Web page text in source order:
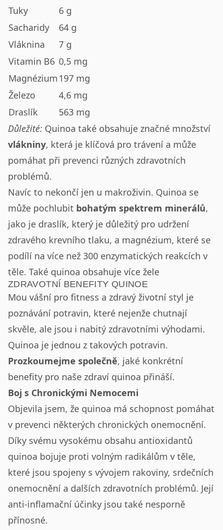
Tuky
6 g
Sacharidy
64 g
Vláknina
7 g
Vitamin B6 0,5 mg
Magnézium 197 mg
Železo
4,6 mg
Draslík
563 mg
Důležité: Quinoa také obsahuje značné množství
vlákniny, která je klíčová pro trávení a může
pomáhat při prevenci různých zdravotních
problémů.
Navíc to nekončí jen u makroživin. Quinoa se
může pochlubit bohatým spektrem minerálů,
jako je draslík, který je důležitý pro udržení
zdravého krevního tlaku, a magnézium, které se
podílí na více než 300 enzymatických reakcích v
těle. Také quinoa obsahuje více žele
ZDRAVOTNÍ BENEFITY QUINOE
Mou vášní pro fitness a zdravý životní styl je
poznávání potravin, které nejenže chutnají
skvěle, ale jsou i nabitý zdravotními výhodami.
Quinoa je jednou z takových potravin.
Prozkoumejme společně, jaké konkrétní
benefity pro naše zdraví quinoa přináší.
Boj s Chronickými Nemocemi
Objevila jsem, že quinoa má schopnost pomáhat
v prevenci některých chronických onemocnění.
Díky svému vysokému obsahu antioxidantů
quinoa bojuje proti volným radikálům v těle,
které jsou spojeny s vývojem rakoviny, srdečních
onemocnění a dalších zdravotních problémů. Její
anti-inflamační účinky jsou také nesporně
přínosné.